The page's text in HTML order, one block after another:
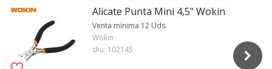
Alicate Punta Mini 4,5" Wokin
Venta mínima 12 Uds.
Wokin
sku: 102145